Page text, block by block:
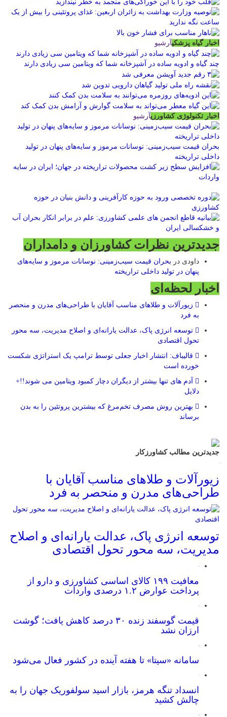
اخبار گیاه پزشکیآرشیو
چند گیاه و ادویه ساده در آشپزخانه شما که ویتامین سی زیادی دارند
اخبار تکنولوژی کشاورزیآرشیو
بحران قیمت سیب‌زمینی: نوسانات مرموز و سایه‌های پنهان در تولید
داخلی تراریخته
جدیدترین نظرات کشاورزان و دامداران
داودی در بحران قیمت سیب‌زمینی: نوسانات مرموز و سایه‌های
پنهان در تولید داخلی تراریخته
اخبار لحظه‌ای
زیورآلات و طلاهای مناسب آقایان با طراحی‌های مدرن و منحصر
به فرد
توسعه انرژی پاک، عدالت یارانه‌ای و اصلاح مدیریت، سه محور
تحول اقتصادی
قالیباف: انتشار اخبار جعلی توسط ترامپ یک استراتژی شکست
خورده است
آدم های تنها بیشتر از دیگران دچار کمبود ویتامین می شوند!!+
دلایل
بهترین روش مصرف تخم‌مرغ که بیشترین پروتئین را به بدن
برساند
جدیدترین مطالب کشاورزکار
زیورآلات و طلاهای مناسب آقایان با
طراحی‌های مدرن و منحصر به فرد
توسعه انرژی پاک، عدالت یارانه‌ای و اصلاح
مدیریت، سه محور تحول اقتصادی
معافیت ۱۹۹ کالای اساسی کشاورزی و دارو از
پرداخت عوارض ۱.۲ درصدی واردات
قیمت گوسفند زنده ۳۰ درصد کاهش یافت؛ گوشت
ارزان نشد
سامانه «سیتا» تا هفته آینده در کشور فعال می‌شود
انسداد تنگه هرمز، بازار اسید سولفوریک جهان را به
چالش کشید